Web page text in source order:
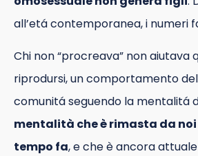
all’etá contemporanea, i numeri
Chi non “procreava” non aiutava
riprodursi, un comportamento
comunitá seguendo la mentalitá
mentalità che è rimasta da
tempo fa, e che è ancora